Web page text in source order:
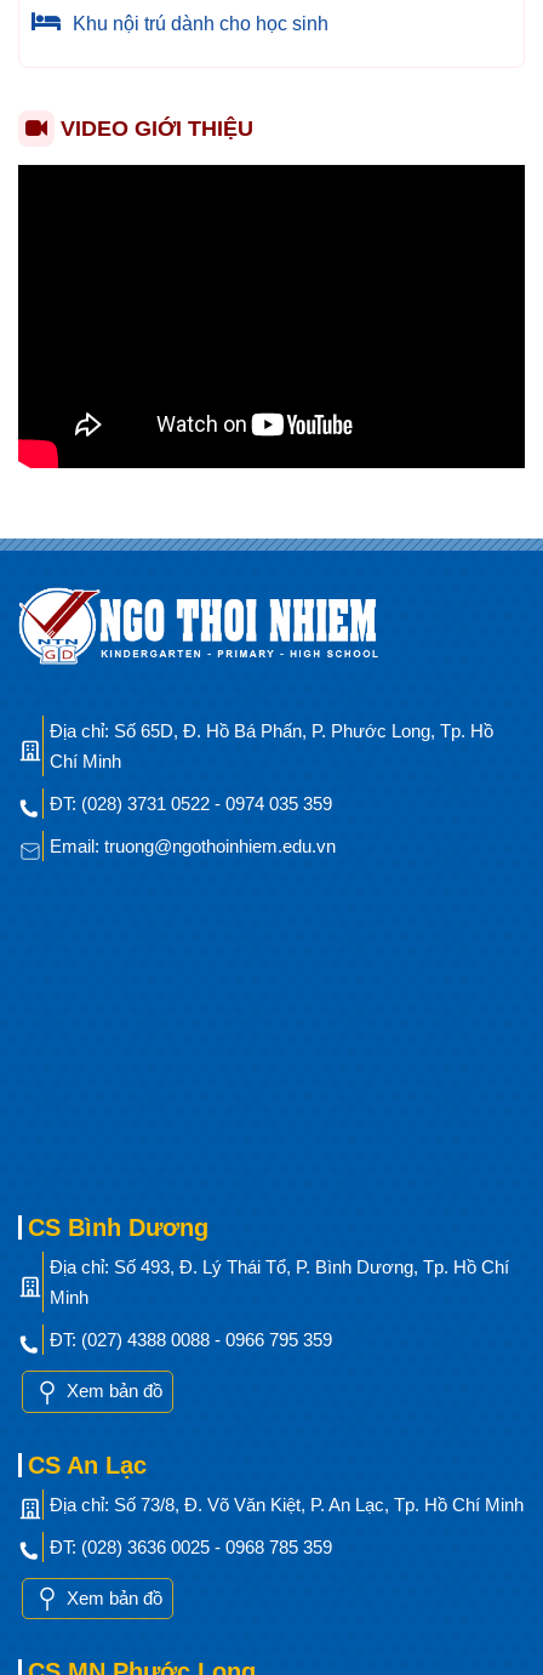
Khu nội trú dành cho học sinh
VIDEO GIỚI THIỆU
Địa chỉ: Số 65D, Đ. Hồ Bá Phấn, P. Phước Long, Tp. Hồ
Chí Minh
ĐT: (028) 3731 0522 - 0974 035 359
Email: truong@ngothoinhiem.edu.vn
CS Bình Dương
Địa chỉ: Số 493, Đ. Lý Thái Tổ, P. Bình Dương, Tp. Hồ Chí
Minh
ĐT: (027) 4388 0088 - 0966 795 359
Xem bản đồ
CS An Lạc
Địa chỉ: Số 73/8, Đ. Võ Văn Kiệt, P. An Lạc, Tp. Hồ Chí Minh
ĐT: (028) 3636 0025 - 0968 785 359
Xem bản đồ